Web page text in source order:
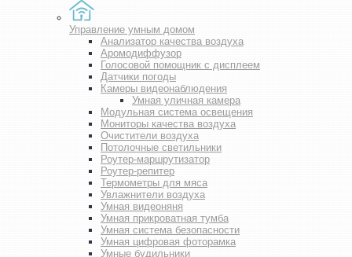
Управление умным домом
Анализатор качества воздуха
Аромодиффузор
Голосовой помощник с дисплеем
Датчики погоды
Камеры видеонаблюдения
Умная уличная камера
Модульная система освещения
Мониторы качества воздуха
Очистители воздуха
Потолочные светильники
Роутер-маршрутизатор
Роутер-репитер
Термометры для мяса
Увлажнители воздуха
Умная видеоняня
Умная прикроватная тумба
Умная система безопасности
Умная цифровая фоторамка
Умные будильники